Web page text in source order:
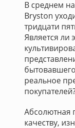
В среднем
Bryston
тридцати
Является ли
реальное
Абсолютная
качеству,